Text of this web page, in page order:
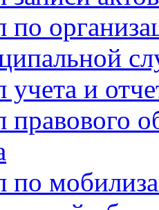
по
учета и
правового
по